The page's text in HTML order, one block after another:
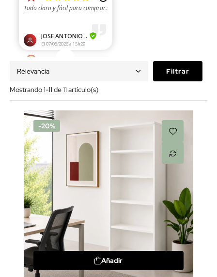
Relevancia Filtrar
Mostrando 1-11 de 11 artículo(s)
-20%
Añadir